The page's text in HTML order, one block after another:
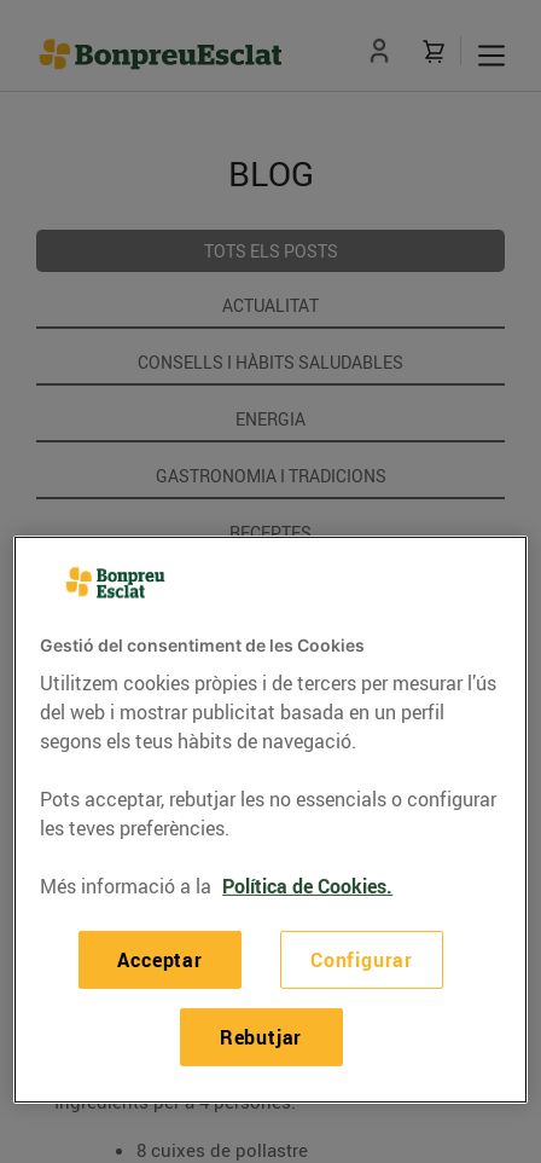
BLOG
TOTS ELS POSTS
ACTUALITAT
CONSELLS I HÀBITS SALUDABLES
ENERGIA
GASTRONOMIA I TRADICIONS
RECEPTES
RECEPTES
Pollastre marinat amb
cítrics
Ingredients per a 4 persones:
8 cuixes de pollastre
Gestió del consentiment de les Cookies
Utilitzem cookies pròpies i de tercers per mesurar l’ús
del web i mostrar publicitat basada en un perfil
segons els teus hàbits de navegació.
Pots acceptar, rebutjar les no essencials o configurar
les teves preferències.
Més informació a la Política de Cookies.
Configurar
Rebutjar
Acceptar